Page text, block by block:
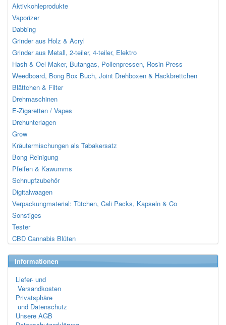
Aktivkohleprodukte
Vaporizer
Dabbing
Grinder aus Holz & Acryl
Grinder aus Metall, 2-teiler, 4-teiler, Elektro
Hash & Oel Maker, Butangas, Pollenpressen, Rosin Press
Weedboard, Bong Box Buch, Joint Drehboxen & Hackbrettchen
Blättchen & Filter
Drehmaschinen
E-Zigaretten / Vapes
Drehunterlagen
Grow
Kräutermischungen als Tabakersatz
Bong Reinigung
Pfeifen & Kawumms
Schnupfzubehör
Digitalwaagen
Verpackungmaterial: Tütchen, Cali Packs, Kapseln & Co
Sonstiges
Tester
CBD Cannabis Blüten
Informationen
Liefer- und
Versandkosten
Privatsphäre
und Datenschutz
Unsere AGB